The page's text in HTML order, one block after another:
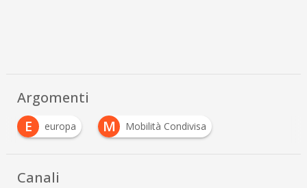
Argomenti
E
europa M Mobilità Condivisa
Canali